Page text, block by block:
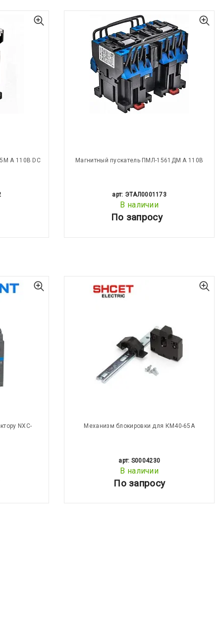
А 110В DC Магнитный пускатель ПМЛ-1561ДМ А 110В
арт: ЭТАЛ0001173
В наличии
По запросу
NXC-
Механизм блокировки для КМ40-65А
арт: S0004230
В наличии
По запросу